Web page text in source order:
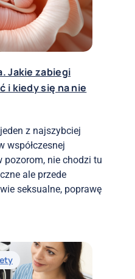
Jakie zabiegi
i kiedy się na nie
z najszybciej
współczesnej
pozorom, nie chodzi tu
ale przede
seksualne, poprawę